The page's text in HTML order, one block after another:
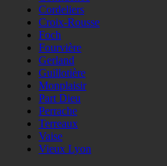
Cordeliers
Croix-Rousse
Foch
Fourvière
Gerland
Guillotière
Monplaisir
Part Dieu
Perrache
Terreaux
Vaise
Vieux Lyon